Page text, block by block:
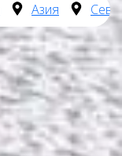
Азия